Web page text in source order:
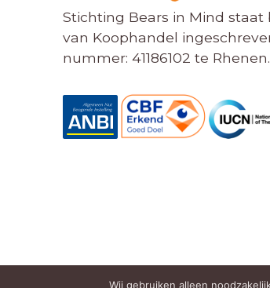
Stichting Bears in Mind staat
van Koophandel
nummer: 41186102 te Rhenen.
Wij gebruiken alleen